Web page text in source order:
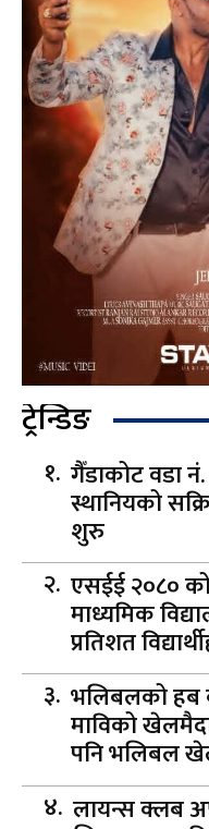
ट्रेन्डिङ
गैँडाकोट वडा नं.
स्थानियको
शुरु
एसईई २०८०
माध्यमिक
प्रतिशत
भलिबलको हब
माविको
पनि भलिबल
लायन्स क्लब